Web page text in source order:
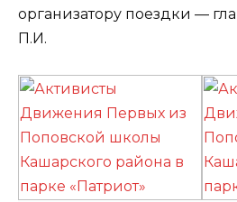
организатору поездки —
П.И.